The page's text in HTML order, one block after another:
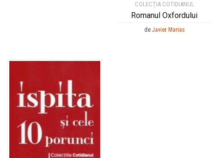
COLECȚIA COTIDIANUL
Romanul Oxfordului
de Javier Marias